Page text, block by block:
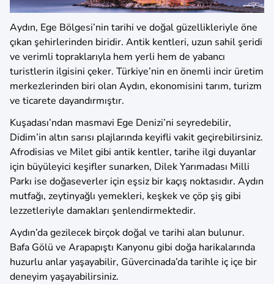
Aydın, Ege Bölgesi’nin tarihi ve doğal güzellikleriyle öne
çıkan şehirlerinden biridir. Antik kentleri, uzun sahil şeridi
ve verimli topraklarıyla hem yerli hem de yabancı
turistlerin ilgisini çeker. Türkiye’nin en önemli incir üretim
merkezlerinden biri olan Aydın, ekonomisini tarım, turizm
ve ticarete dayandırmıştır.
Kuşadası’ndan masmavi Ege Denizi’ni seyredebilir,
Didim’in altın sarısı plajlarında keyifli vakit geçirebilirsiniz.
Afrodisias ve Milet gibi antik kentler, tarihe ilgi duyanlar
için büyüleyici keşifler sunarken, Dilek Yarımadası Milli
Parkı ise doğaseverler için eşsiz bir kaçış noktasıdır. Aydın
mutfağı, zeytinyağlı yemekleri, keşkek ve çöp şiş gibi
lezzetleriyle damakları şenlendirmektedir.
Aydın’da gezilecek birçok doğal ve tarihi alan bulunur.
Bafa Gölü ve Arapapıştı Kanyonu gibi doğa harikalarında
huzurlu anlar yaşayabilir, Güvercinada’da tarihle iç içe bir
deneyim yaşayabilirsiniz.